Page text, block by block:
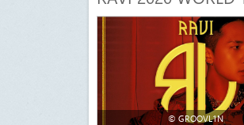
© GROOVL1N